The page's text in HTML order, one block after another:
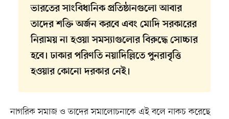
ভারতের সাংবিধানিক প্রতিষ্ঠানগুলো আবার
তাদের শক্তি অর্জন করবে এবং মোদি সরকারের
নিরাময় না হওয়া সমস্যাগুলোর বিরুদ্ধে সোচ্চার
হবে। ঢাকার পরিণতি নয়াদিল্লিতে পুনরাবৃত্তি
হওয়ার কোনো দরকার নেই।
নাগরিক সমাজ ও তাদের সমালোচনাকে এই বলে নাকচ করেছে